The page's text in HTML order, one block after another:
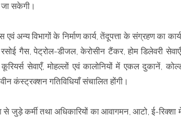
जा सकेगी।
अन्य विभागों के निर्माण कार्य, तेंदूपत्ता के संग्रहण का
गैस, पेट्रोल-डीजल, केरोसीन टैंकर, होम डिलेवरी
सेवाएँ, मोहल्लों एवं कालोनियों में एकल दुकानें,
कंस्ट्रक्‍शन गतिविधियाँ संचालित होंगी।
से जुड़े कर्मी तथा अधिकारियों का आवागमन, आटो, ई-रिक्शा